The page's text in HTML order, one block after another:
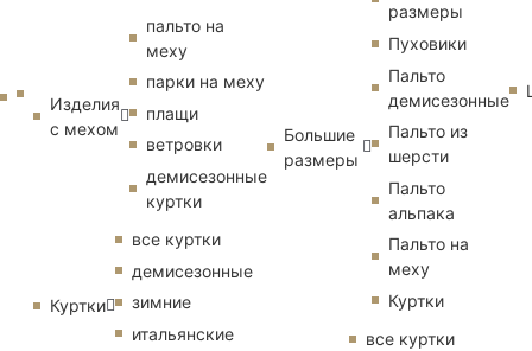
Изделия
с мехом
пальто на
меху
парки на меху
плащи
ветровки
демисезонные
куртки
Куртки
все куртки
демисезонные
зимние
итальянские
Большие
размеры
размеры
Пуховики
Пальто
демисезонные
Пальто из
шерсти
Пальто
альпака
Пальто на
меху
Куртки
все куртки